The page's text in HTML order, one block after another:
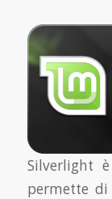
Silverlight
permette